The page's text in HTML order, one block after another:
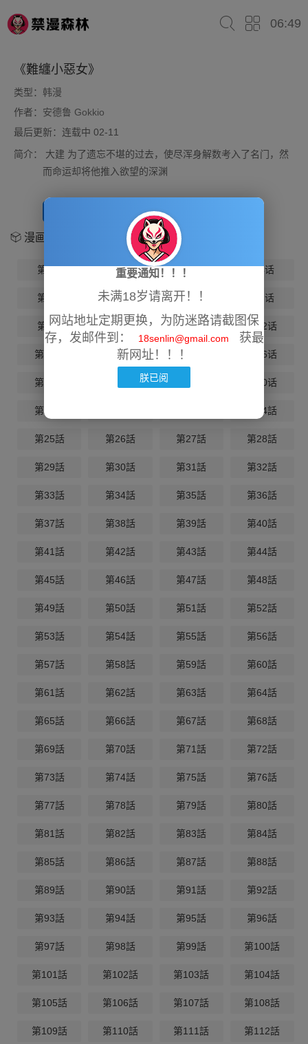
06:49
《難纏小惡女》
类型： 韩漫
作者： 安德鲁 Gokkio
最后更新：连载中 02-11
简介：
大建 为了遗忘不堪的过去，使尽浑身解数考入了名门，然
而命运却将他推入欲望的深渊
放入书架
漫画章节
第1话 第2话 第3话 第4话
第5话 第6话 第7话 第8话
第9话 第10话 第11话 第12话
第13话 第14话 第15话 第16话
第17话 第20话
第21话 第24話
第25話 第26話 第27話 第28話
第29話 第30話 第31話 第32話
第33話 第34話 第35話 第36話
第37話 第38話 第39話 第40話
第41話 第42話 第43話 第44話
第45話 第46話 第47話 第48話
第49話 第50話 第51話 第52話
第53話 第54話 第55話 第56話
第57話 第58話 第59話 第60話
第61話 第62話 第63話 第64話
第65話 第66話 第67話 第68話
第69話 第70話 第71話 第72話
第73話 第74話 第75話 第76話
第77話 第78話 第79話 第80話
第81話 第82話 第83話 第84話
第85話 第86話 第87話 第88話
第89話 第90話 第91話 第92話
第93話 第94話 第95話 第96話
第97話 第98話 第99話 第100話
第101話 第102話 第103話 第104話
第105話 第106話 第107話 第108話
第109話 第110話 第111話 第112話
重要通知！！！
未满18岁请离开！！
网站地址定期更换，为防迷路请截图保
存，发邮件到：
18senlin@gmail.com
获最
新网址！！！
朕已阅